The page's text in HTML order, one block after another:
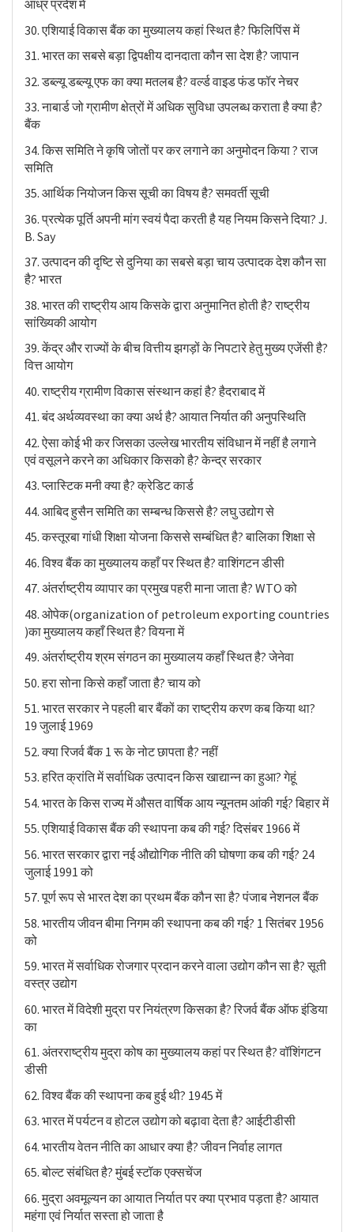
आंध्र प्रदेश में
30. एशियाई विकास बैंक का मुख्यालय कहां स्थित है? फिलिपिंस में
31. भारत का सबसे बड़ा द्विपक्षीय दानदाता कौन सा देश है? जापान
32. डब्ल्यू डब्ल्यू एफ का क्या मतलब है? वर्ल्ड वाइड फंड फॉर नेचर
33. नाबार्ड जो ग्रामीण क्षेत्रों में अधिक सुविधा उपलब्ध कराता है क्या है?
बैंक
34. किस समिति ने कृषि जोतों पर कर लगाने का अनुमोदन किया ? राज
समिति
35. आर्थिक नियोजन किस सूची का विषय है? समवर्ती सूची
36. प्रत्येक पूर्ति अपनी मांग स्वयं पैदा करती है यह नियम किसने दिया? J.
B. Say
37. उत्पादन की दृष्टि से दुनिया का सबसे बड़ा चाय उत्पादक देश कौन सा
है? भारत
38. भारत की राष्ट्रीय आय किसके द्वारा अनुमानित होती है? राष्ट्रीय
सांख्यिकी आयोग
39. केंद्र और राज्यों के बीच वित्तीय झगड़ों के निपटारे हेतु मुख्य एजेंसी है?
वित्त आयोग
40. राष्ट्रीय ग्रामीण विकास संस्थान कहां है? हैदराबाद में
41. बंद अर्थव्यवस्था का क्या अर्थ है? आयात निर्यात की अनुपस्थिति
42. ऐसा कोई भी कर जिसका उल्लेख भारतीय संविधान में नहीं है लगाने
एवं वसूलने करने का अधिकार किसको है? केन्द्र सरकार
43. प्लास्टिक मनी क्या है? क्रेडिट कार्ड
44. आबिद हुसैन समिति का सम्बन्ध किससे है? लघु उद्योग से
45. कस्तूरबा गांधी शिक्षा योजना किससे सम्बंधित है? बालिका शिक्षा से
46. विश्व बैंक का मुख्यालय कहाँ पर स्थित है? वाशिंगटन डीसी
47. अंतर्राष्ट्रीय व्यापार का प्रमुख पहरी माना जाता है? WTO को
48. ओपेक(organization of petroleum exporting countries
)का मुख्यालय कहाँ स्थित है? वियना में
49. अंतर्राष्ट्रीय श्रम संगठन का मुख्यालय कहाँ स्थित है? जेनेवा
50. हरा सोना किसे कहाँ जाता है? चाय को
51. भारत सरकार ने पहली बार बैंकों का राष्ट्रीय करण कब किया था?
19 जुलाई 1969
52. क्या रिजर्व बैंक 1 रू के नोट छापता है? नहीं
53. हरित क्रांति में सर्वाधिक उत्पादन किस खाद्यान्न का हुआ? गेहूं
54. भारत के किस राज्य में औसत वार्षिक आय न्यूनतम आंकी गई? बिहार में
55. एशियाई विकास बैंक की स्थापना कब की गई? दिसंबर 1966 में
56. भारत सरकार द्वारा नई औद्योगिक नीति की घोषणा कब की गई? 24
जुलाई 1991 को
57. पूर्ण रूप से भारत देश का प्रथम बैंक कौन सा है? पंजाब नेशनल बैंक
58. भारतीय जीवन बीमा निगम की स्थापना कब की गई? 1 सितंबर 1956
को
59. भारत में सर्वाधिक रोजगार प्रदान करने वाला उद्योग कौन सा है? सूती
वस्त्र उद्योग
60. भारत में विदेशी मुद्रा पर नियंत्रण किसका है? रिजर्व बैंक ऑफ इंडिया
का
61. अंतरराष्ट्रीय मुद्रा कोष का मुख्यालय कहां पर स्थित है? वॉशिंगटन
डीसी
62. विश्व बैंक की स्थापना कब हुई थी? 1945 में
63. भारत में पर्यटन व होटल उद्योग को बढ़ावा देता है? आईटीडीसी
64. भारतीय वेतन नीति का आधार क्या है? जीवन निर्वाह लागत
65. बोल्ट संबंधित है? मुंबई स्टॉक एक्सचेंज
66. मुद्रा अवमूल्यन का आयात निर्यात पर क्या प्रभाव पड़ता है? आयात
महंगा एवं निर्यात सस्ता हो जाता है